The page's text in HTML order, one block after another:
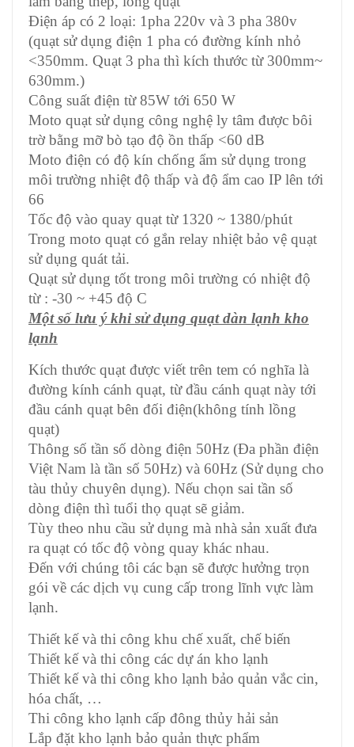
Điện áp có 2 loại: 1pha 220v và 3 pha 380v
(quạt sử dụng điện 1 pha có đường kính nhỏ
<350mm. Quạt 3 pha thì kích thước từ 300mm~
630mm.)
Công suất điện từ 85W tới 650 W
Moto quạt sử dụng công nghệ ly tâm được bôi
trờ bằng mỡ bò tạo độ ồn thấp <60 dB
Moto điện có độ kín chống ẩm sử dụng trong
môi trường nhiệt độ thấp và độ ẩm cao IP lên tới
66
Tốc độ vào quay quạt từ 1320 ~ 1380/phút
Trong moto quạt có gắn relay nhiệt bảo vệ quạt
sử dụng quát tải.
Quạt sử dụng tốt trong môi trường có nhiệt độ
từ : -30 ~ +45 độ C
Một số lưu ý khi sử dụng quạt dàn lạnh kho
lạnh
Kích thước quạt được viết trên tem có nghĩa là
đường kính cánh quạt, từ đầu cánh quạt này tới
đầu cánh quạt bên đối điện(không tính lồng
quạt)
Thông số tần số dòng điện 50Hz (Đa phần điện
Việt Nam là tần số 50Hz) và 60Hz (Sử dụng cho
tàu thủy chuyên dụng). Nếu chọn sai tần số
dòng điện thì tuổi thọ quạt sẽ giảm.
Tùy theo nhu cầu sử dụng mà nhà sản xuất đưa
ra quạt có tốc độ vòng quay khác nhau.
Đến với chúng tôi các bạn sẽ được hưởng trọn
gói về các dịch vụ cung cấp trong lĩnh vực làm
lạnh.
Thiết kế và thi công khu chế xuất, chế biến
Thiết kế và thi công các dự án kho lạnh
Thiết kế và thi công kho lạnh bảo quản vắc cin,
hóa chất, …
Thi công kho lạnh cấp đông thủy hải sản
Lắp đặt kho lạnh bảo quản thực phẩm